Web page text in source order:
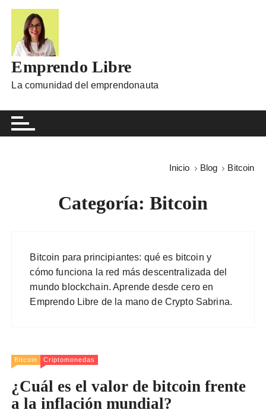
t
Emprendo Libre
La comunidad del emprendonauta
Inicio Blog Bitcoin
Categoría: Bitcoin
Bitcoin para principiantes: qué es bitcoin y
cómo funciona la red más descentralizada del
mundo blockchain. Aprende desde cero en
Emprendo Libre de la mano de Crypto Sabrina.
Bitcoin Criptomonedas
¿Cuál es el valor de bitcoin frente
a la inflación mundial?